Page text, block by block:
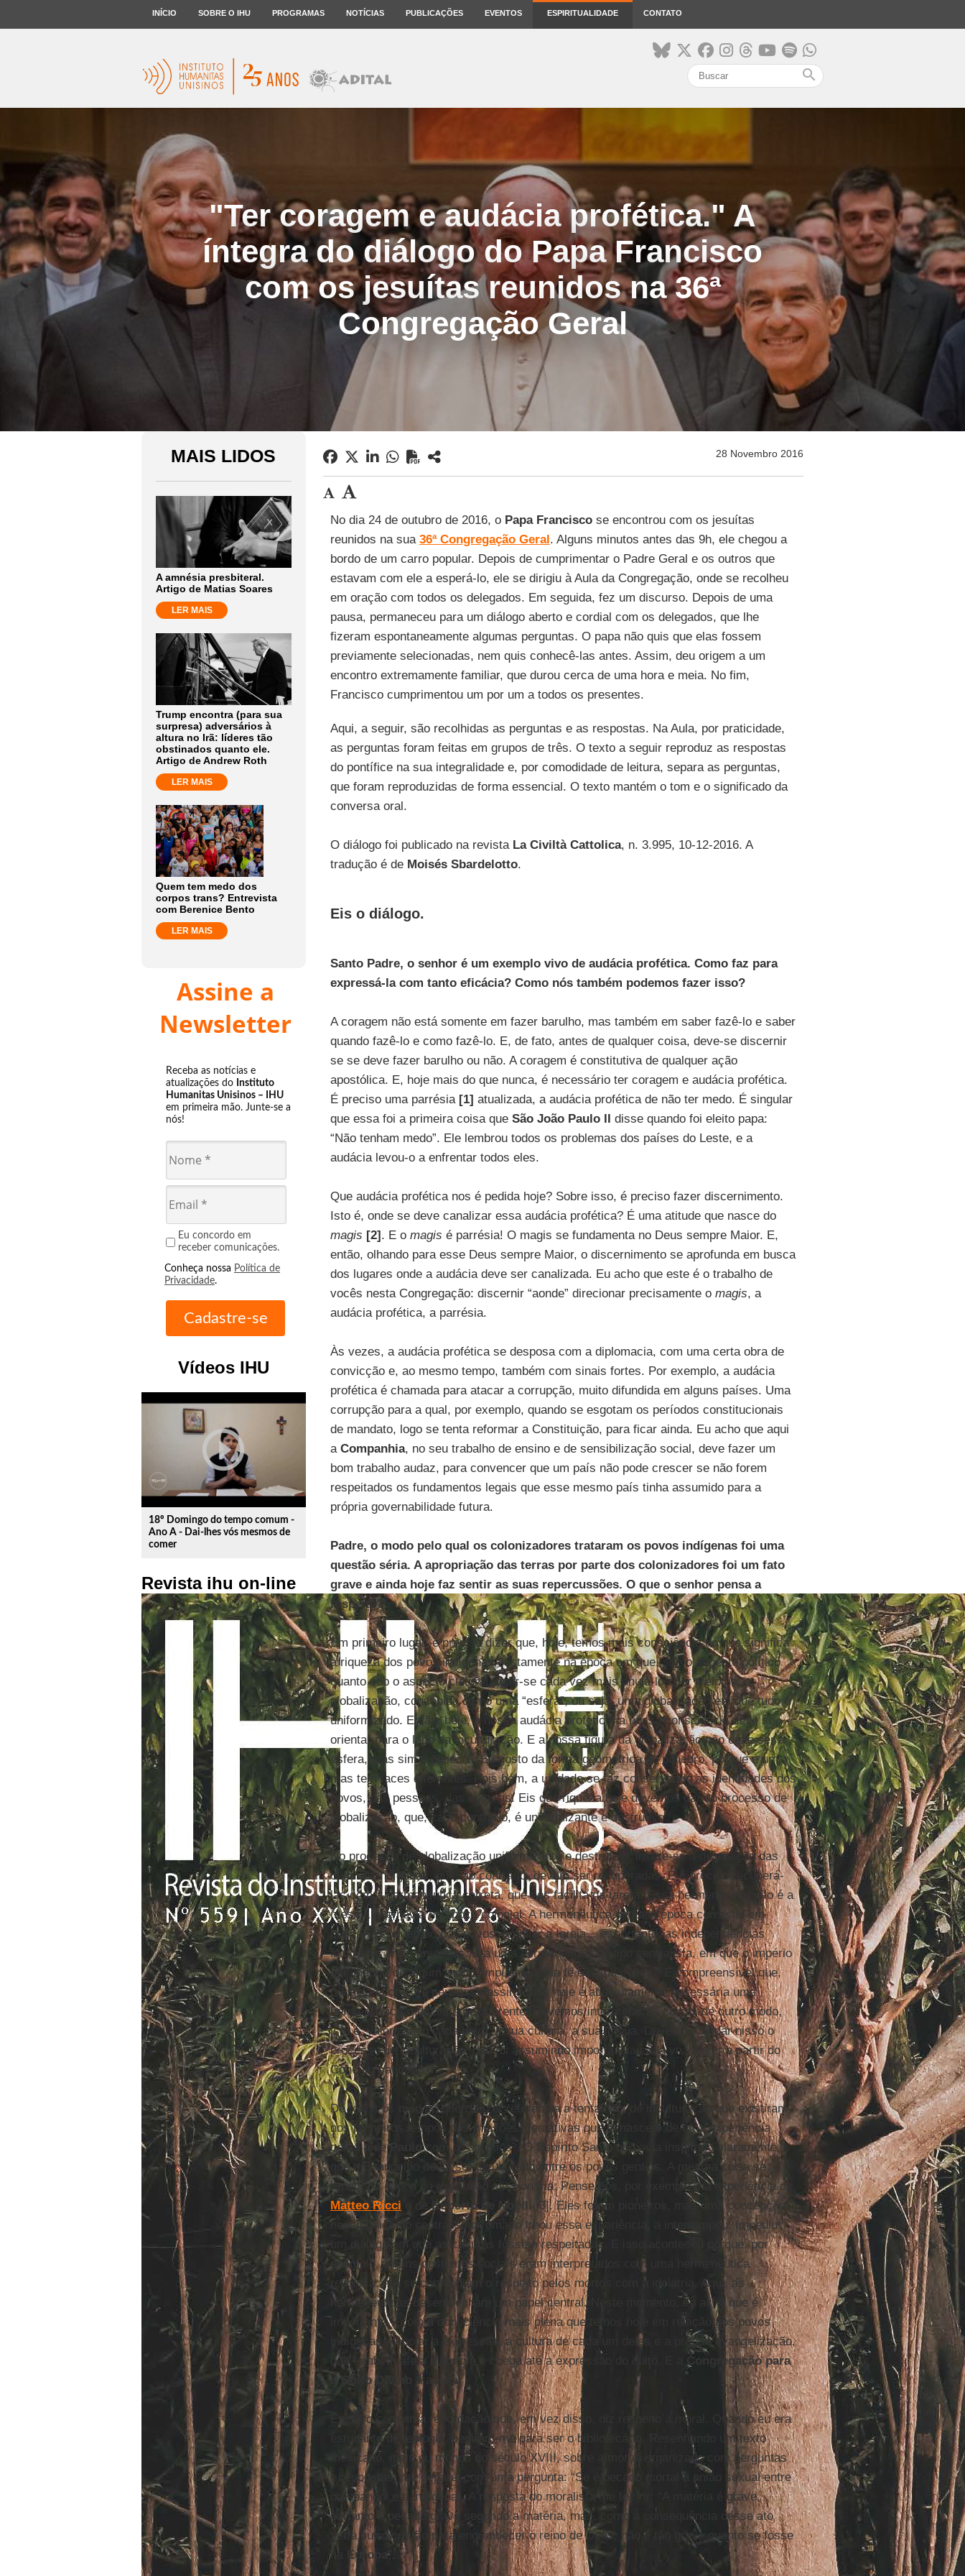
INÍCIO SOBRE O IHU PROGRAMAS NOTÍCIAS PUBLICAÇÕES EVENTOS ESPIRITUALIDADE CONTATO
search
"Ter coragem e audácia profética." A
íntegra do diálogo do Papa Francisco
com os jesuítas reunidos na 36ª
Congregação Geral
MAIS LIDOS
A amnésia presbiteral.
Artigo de Matias Soares
LER MAIS
Trump encontra (para sua
surpresa) adversários à
altura no Irã: líderes tão
obstinados quanto ele.
Artigo de Andrew Roth
LER MAIS
Quem tem medo dos
corpos trans? Entrevista
com Berenice Bento
LER MAIS
Assine a
Newsletter
Receba as notícias e
atualizações do Instituto
Humanitas Unisinos – IHU
em primeira mão. Junte-se a
nós!
Eu concordo em
receber comunicações.
Conheça nossa Política de
Privacidade.
Vídeos IHU
play_circle_outline
18º Domingo do tempo comum -
Ano A - Dai-lhes vós mesmos de
comer
Revista ihu on-line
28 Novembro 2016
No dia 24 de outubro de 2016, o Papa Franciscose encontrou com os jesuítas
reunidos na sua 36ª Congregação Geral. Alguns minutos antes das 9h, ele chegou a
bordo de um carro popular. Depois de cumprimentar o Padre Geral e os outros que
estavam com ele a esperá-lo, ele se dirigiu à Aula da Congregação, onde se recolheu
em oração com todos os delegados. Em seguida, fez um discurso. Depois de uma
pausa, permaneceu para um diálogo aberto e cordial com os delegados, que lhe
fizeram espontaneamente algumas perguntas. O papa não quis que elas fossem
previamente selecionadas, nem quis conhecê-las antes. Assim, deu origem a um
encontro extremamente familiar, que durou cerca de uma hora e meia. No fim,
Francisco cumprimentou um por um a todos os presentes.
Aqui, a seguir, são recolhidas as perguntas e as respostas. Na Aula, por praticidade,
as perguntas foram feitas em grupos de três. O texto a seguir reproduz as respostas
do pontífice na sua integralidade e, por comodidade de leitura, separa as perguntas,
que foram reproduzidas de forma essencial. O texto mantém o tom e o significado da
conversa oral.
O diálogo foi publicado na revista La Civiltà Cattolica, n. 3.995, 10-12-2016. A
tradução é de Moisés Sbardelotto.
Eis o diálogo.
Santo Padre, o senhor é um exemplo vivo de audácia profética. Como faz para
expressá-la com tanto eficácia? Como nós também podemos fazer isso?
A coragem não está somente em fazer barulho, mas também em saber fazê-lo e saber
quando fazê-lo e como fazê-lo. E, de fato, antes de qualquer coisa, deve-se discernir
se se deve fazer barulho ou não. A coragem é constitutiva de qualquer ação
apostólica. E, hoje mais do que nunca, é necessário ter coragem e audácia profética.
É preciso uma parrésia[1] atualizada, a audácia profética de não ter medo. É singular
que essa foi a primeira coisa que São João Paulo II disse quando foi eleito papa:
“Não tenham medo”. Ele lembrou todos os problemas dos países do Leste, e a
audácia levou-o a enfrentar todos eles.
Que audácia profética nos é pedida hoje? Sobre isso, é preciso fazer discernimento.
Isto é, onde se deve canalizar essa audácia profética? É uma atitude que nasce do
magis [2]. E o magis é parrésia! O magis se fundamenta no Deus sempre Maior. E,
então, olhando para esse Deus sempre Maior, o discernimento se aprofunda em busca
dos lugares onde a audácia deve ser canalizada. Eu acho que este é o trabalho de
vocês nesta Congregação: discernir “aonde” direcionar precisamente o magis, a
audácia profética, a parrésia.
Às vezes, a audácia profética se desposa com a diplomacia, com uma certa obra de
convicção e, ao mesmo tempo, também com sinais fortes. Por exemplo, a audácia
profética é chamada para atacar a corrupção, muito difundida em alguns países. Uma
corrupção para a qual, por exemplo, quando se esgotam os períodos constitucionais
de mandato, logo se tenta reformar a Constituição, para ficar ainda. Eu acho que aqui
a Companhia, no seu trabalho de ensino e de sensibilização social, deve fazer um
bom trabalho audaz, para convencer que um país não pode crescer se não forem
respeitados os fundamentos legais que esse mesmo país tinha assumido para a
própria governabilidade futura.
Padre, o modo pelo qual os colonizadores trataram os povos indígenas foi uma
questão séria. A apropriação das terras por parte dos colonizadores foi um fato
grave e ainda hoje faz sentir as suas repercussões. O que o senhor pensa a
respeito?
Em primeiro lugar, é preciso dizer que, hoje, temos mais consciência do que significa
a riqueza dos povos indígenas, justamente na época em que, sob o aspecto político
quanto sob o aspecto cultural, quer-se cada vez mais anulá-los por meio da
globalização, concebida como uma “esfera”, ou seja, uma globalização em que tudo é
uniformizado. Então, hoje, a nossa audácia profética, a nossa consciência deve se
orientar para o lado da inculturação. E a nossa figura da globalização não deve ser a
esfera, mas sim o poliedro. Eu gosto da forma geométrica do poliedro, porque é um,
mas tem faces diferentes. Pois bem, a unidade se faz conservando as identidades dos
povos, das pessoas, das culturas. Eis que riqueza hoje devemos dar ao processo de
globalização, que, caso contrário, é uniformizante e destrutivo.
No processo de globalização uniformizante e destrutivo, insere-se a destruição das
culturas indígenas, que, ao contrário, devem ser recuperadas. E é preciso recuperá-
las com a hermenêutica correta, que nos facilita na tarefa. Essa hermenêutica não é a
mesma que havia na época colonial. A hermenêutica daquela época consistia em
buscar a conversão dos povos, ampliar a Igreja... e, portanto, as independências
indígenas eram anuladas. Era uma hermenêutica de tipo centralista, em que o império
dominador, de algum modo, impunha a sua fé e a sua cultura. É compreensível que,
naquela época, se pensasse assim, mas hoje é absolutamente necessária uma
hermenêutica radicalmente diferente. Devemos interpretar as coisas de outro modo,
isto é, valorizando cada povo, a sua cultura, a sua língua. Deve nos ajudar nisso o
processo de inculturação, que foi assumindo importância cada vez maior a partir do
Concílio Vaticano II.
De todos os modos, quero fazer referência a tentativas de inculturação que existiram
nos primeiros tempos das missões. Tentativas que já nascem de uma experiência
como a dePaulocom os “gentios”. O Espírito Santo os havia inspirado claramente
que o Evangelho devia ser inculturado entre os povos gentios. A mesma coisa se
repete na época da expansão missionária. Pensemos, por exemplo, na experiência de
Matteo Ricci e deRoberto de Nobili [3]. Eles foram pioneiros, mas uma concepção
hegemônica do centralismo romano freou essa experiência, a interrompeu. Impediu
um diálogo em que as culturas fossem respeitadas. E isso aconteceu porque, por
exemplo, alguns costumes sociais eram interpretados com uma hermenêutica
religiosa. Até se confundiam o respeito pelos mortos com a idolatria. Aqui, as
hermenêuticas desempenham um papel central. Neste momento, eu acho que é
importante – com a consciência mais plena que temos hoje em relação aos povos
indígenas – apoiar a expressão, a cultura de cada um deles e a própria evangelização,
que também afeta a liturgia e chega até a expressão do culto. E a Congregação para
o Culto Divino
a aceita.
Encerro com uma recordação que, em vez disso, diz respeito à moral. Quando eu era
estudante de teologia, pediram-me para ser o bibliotecário. Resenhando um texto
mexicano, mais ou menos do século XVIII, sobre a moral, organizado com perguntas
e respostas, me deparei com uma pergunta: “Se é pecado mortal a união sexual entre
o espanhol e a indígena”. A resposta do moralista me fez rir: “A matéria é grave,
portanto é pecado grave segundo a matéria, mas, como a consequência desse ato
seria outro cristão para engrandecer o reino de Deus, não é tão grave quanto se fosse
na
Europa”.